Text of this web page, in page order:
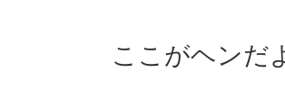
ここがヘンだ